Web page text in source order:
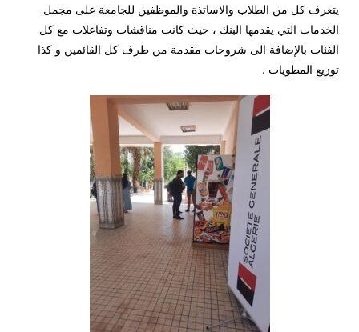
يتعرف كل من الطلاب والاساتذة والموظفين للجامعة على مجمل
الخدمات التي يقدمها البنك ، حيث كانت مناقشات وتفاعلات مع كل
الفئات بالإضافة الى شروحات مقدمة من طرف كل القائمين و كذا
توزيع المطويات .